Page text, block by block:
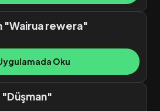
"Wairua rewera"
Oku